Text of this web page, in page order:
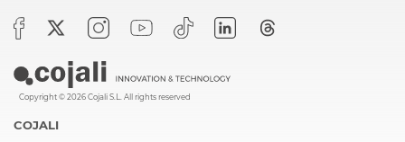
Copyright © 2026 Cojali S.L. All rights reserved
COJALI